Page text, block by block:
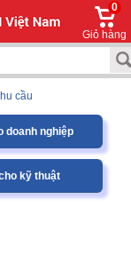
0
Giỏ hàng
cầu
doanh nghiệp
kỹ thuật